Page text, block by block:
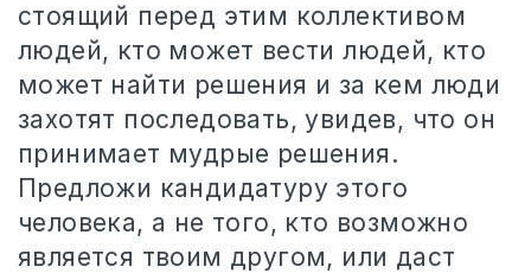
стоящий перед этим коллективом
людей, кто может вести людей, кто
может найти решения и за кем люди
захотят последовать, увидев, что он
принимает мудрые решения.
Предложи кандидатуру этого
человека, а не того, кто возможно
является твоим другом, или даст